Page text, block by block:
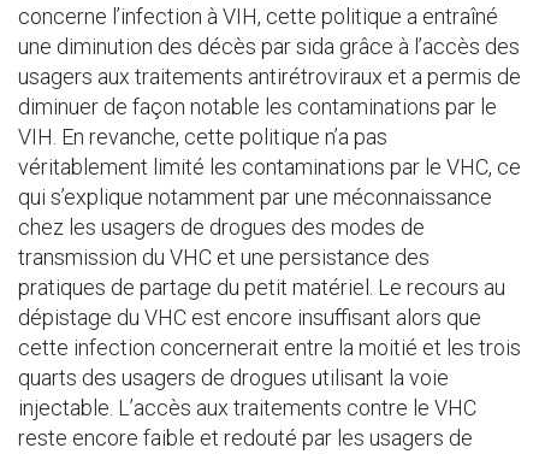
concerne l’infection à VIH, cette politique a entraîné
une diminution des décès par sida grâce à l’accès des
usagers aux traitements antirétroviraux et a permis de
diminuer de façon notable les contaminations par le
VIH. En revanche, cette politique n’a pas
véritablement limité les contaminations par le VHC, ce
qui s’explique notamment par une méconnaissance
chez les usagers de drogues des modes de
transmission du VHC et une persistance des
pratiques de partage du petit matériel. Le recours au
dépistage du VHC est encore insuffisant alors que
cette infection concernerait entre la moitié et les trois
quarts des usagers de drogues utilisant la voie
injectable. L’accès aux traitements contre le VHC
reste encore faible et redouté par les usagers de